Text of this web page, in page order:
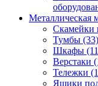
Металлическая
Скамейки
Тумбы (33)
Шкафы
Верстаки
Тележки
Ящики